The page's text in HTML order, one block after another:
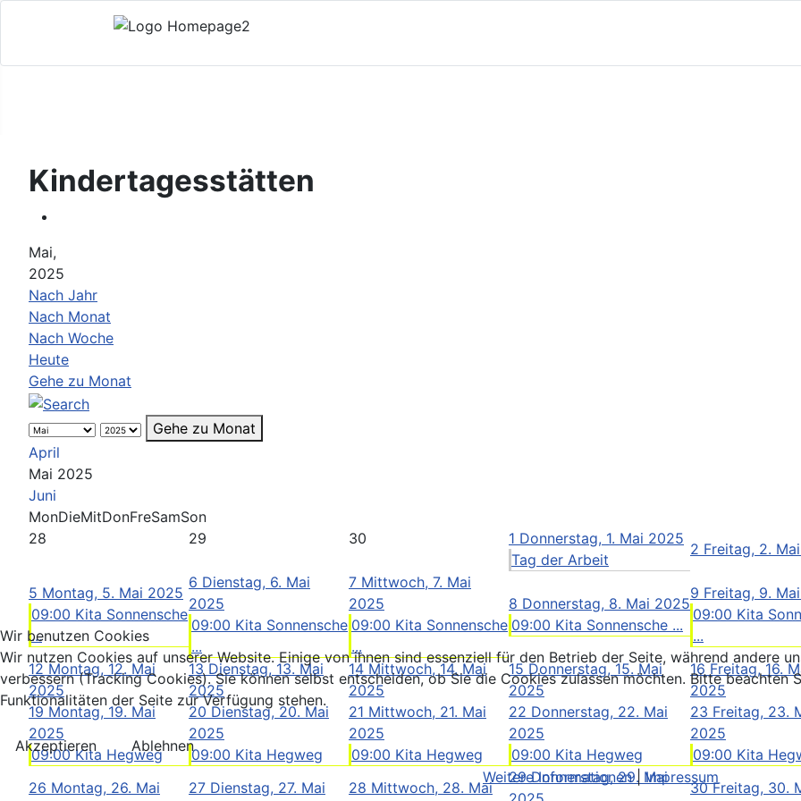
Kindertagesstätten
Mai,
2025
Nach Jahr
Nach Monat
Nach Woche
Heute
Gehe zu Monat
Gehe zu Monat
April
Mai 2025
Juni
MonDieMitDonFreSamSon
28
29 30 1 Donnerstag, 1. Mai 2025
Tag der Arbeit
2 Freitag, 2.
5 Montag, 5. Mai 2025
09:00 Kita Sonnensche
...
6 Dienstag, 6. Mai
2025
09:00 Kita Sonnensche
...
7 Mittwoch, 7. Mai
2025
09:00 Kita Sonnensche
...
8 Donnerstag, 8. Mai 2025
09:00 Kita Sonnensche ...
9 Freitag, 9.
09:00 Kita
...
12 Montag, 12. Mai
2025
13 Dienstag, 13. Mai
2025
14 Mittwoch, 14. Mai
2025
15 Donnerstag, 15. Mai
2025
16 Freitag, 16.
2025
19 Montag, 19. Mai
2025
09:00 Kita Hegweg
20 Dienstag, 20. Mai
2025
09:00 Kita Hegweg
21 Mittwoch, 21. Mai
2025
09:00 Kita Hegweg
22 Donnerstag, 22. Mai
2025
09:00 Kita Hegweg
23 Freitag, 23.
2025
09:00 Kita
26 Montag, 26. Mai
27 Dienstag, 27. Mai
28 Mittwoch, 28. Mai
29 Donnerstag, 29. Mai
30 Freitag, 30.
Wir benutzen Cookies
Wir nutzen Cookies auf unserer Website. Einige von ihnen sind essenziell für den Betrieb der Seite, während andere
verbessern (Tracking Cookies). Sie können selbst entscheiden, ob Sie die Cookies zulassen möchten. Bitte
Funktionalitäten der Seite zur Verfügung stehen.
Akzeptieren
Ablehnen
Weitere Informationen|Impressum